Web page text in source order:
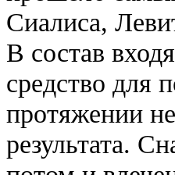
Сиалиса,
В состав
средство для
протяжении
результата.